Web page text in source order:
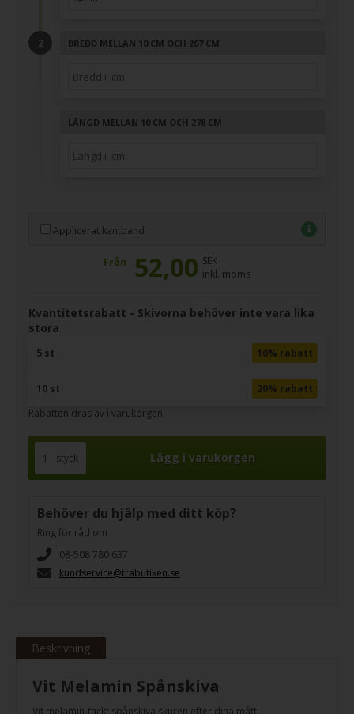
BREDD MELLAN 10 CM OCH 207 CM
LÄNGD MELLAN 10 CM OCH 278 CM
Applicerat kantband
Från 52,00 SEK
inkl. moms
Kvantitetsrabatt - Skivorna behöver inte vara lika
stora
5 st 10% rabatt
10 st
20% rabatt
Rabatten dras av i varukorgen
styck
Behöver du hjälp med ditt köp?
Ring för råd om
08-508 780 637
kundservice@trabutiken.se
Beskrivning
Vit Melamin Spånskiva